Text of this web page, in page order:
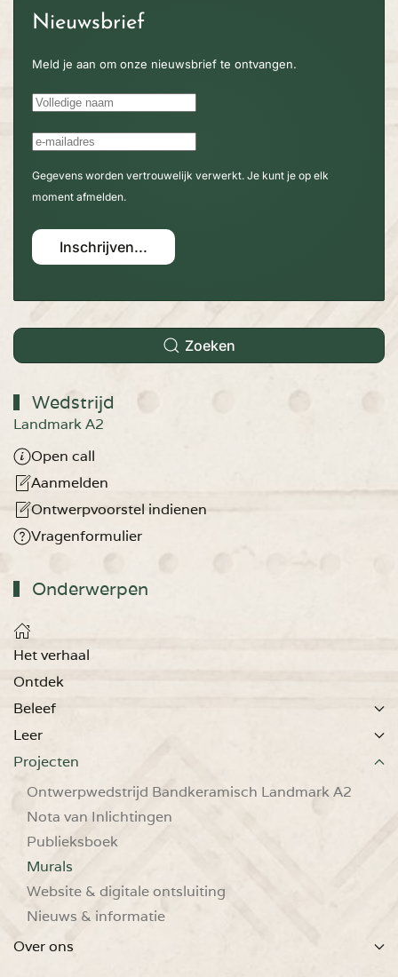
Nieuwsbrief
Meld je aan om onze nieuwsbrief te ontvangen.
Gegevens worden vertrouwelijk verwerkt. Je kunt je op elk
moment afmelden.
Inschrijven...
Zoeken
Wedstrijd
Landmark A2
Open call
Aanmelden
Ontwerpvoorstel indienen
Vragenformulier
Onderwerpen
Het verhaal
Ontdek
Beleef
Leer
Projecten
Ontwerpwedstrijd Bandkeramisch Landmark A2
Nota van Inlichtingen
Publieksboek
Murals
Website & digitale ontsluiting
Nieuws & informatie
Over ons